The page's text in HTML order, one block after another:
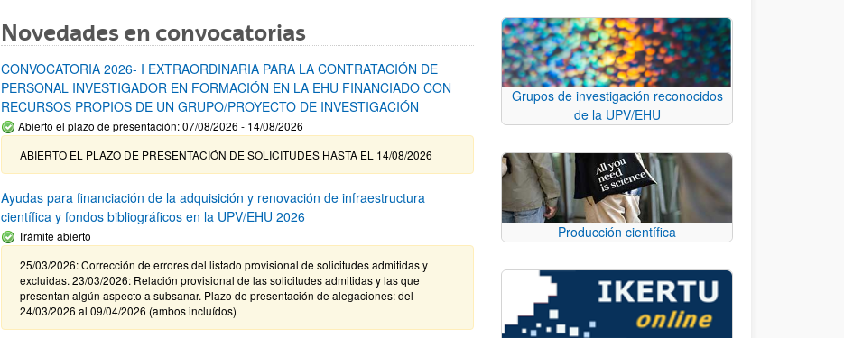
Novedades en convocatorias
CONVOCATORIA 2026- I EXTRAORDINARIA PARA LA CONTRATACIÓN DE
PERSONAL INVESTIGADOR EN FORMACIÓN EN LA EHU FINANCIADO CON
RECURSOS PROPIOS DE UN GRUPO/PROYECTO DE INVESTIGACIÓN
Abierto el plazo de presentación: 07/08/2026 - 14/08/2026
ABIERTO EL PLAZO DE PRESENTACIÓN DE SOLICITUDES HASTA EL 14/08/2026
Ayudas para financiación de la adquisición y renovación de infraestructura
científica y fondos bibliográficos en la UPV/EHU 2026
Trámite abierto
25/03/2026: Corrección de errores del listado provisional de solicitudes admitidas y
excluidas. 23/03/2026: Relación provisional de las solicitudes admitidas y las que
presentan algún aspecto a subsanar. Plazo de presentación de alegaciones: del
24/03/2026 al 09/04/2026 (ambos incluídos)
Grupos de investigación reconocidos
de la UPV/EHU
Producción científica